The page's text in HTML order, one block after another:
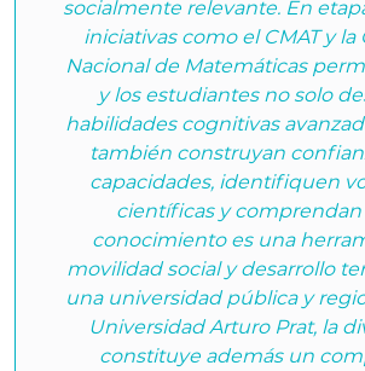
socialmente relevante. En
iniciativas como el CMAT y la
Nacional de Matemáticas
y los estudiantes no solo
habilidades cognitivas
también construyan
capacidades, identifiquen
científicas y comprendan
conocimiento es una
movilidad social y desarrollo
una universidad pública y
Universidad Arturo Prat, la
constituye además un